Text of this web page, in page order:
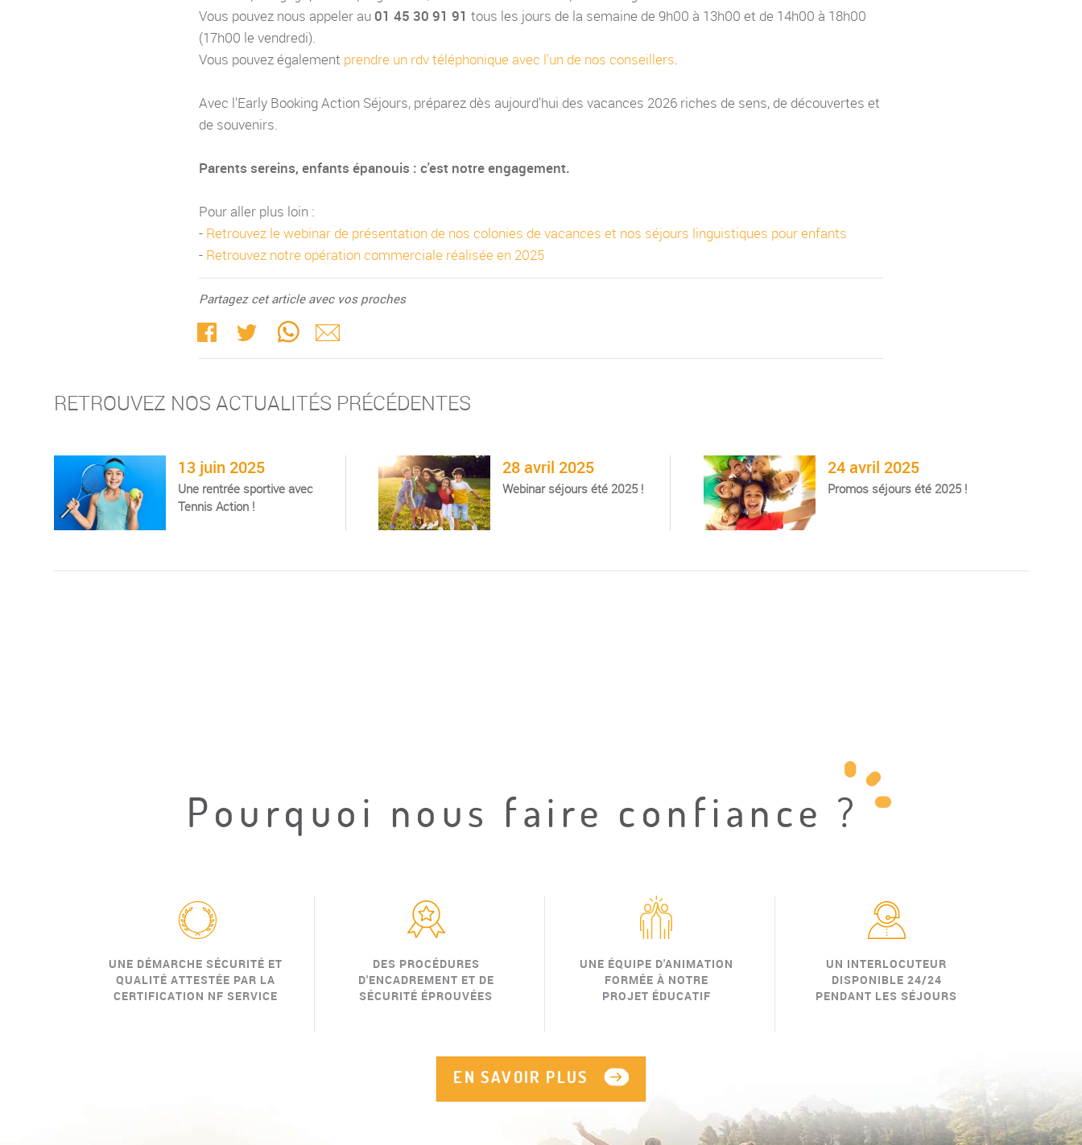
Vous pouvez nous appeler au 01 45 30 91 91 tous les jours de la semaine de 9h00 à 13h00 et de 14h00 à 18h00
(17h00 le vendredi).
Vous pouvez également prendre un rdv téléphonique avec l'un de nos conseillers.
Avec l'Early Booking Action Séjours, préparez dès aujourd'hui des vacances 2026 riches de sens, de découvertes et
de souvenirs.
Parents sereins, enfants épanouis : c'est notre engagement.
Pour aller plus loin :
- Retrouvez le webinar de présentation de nos colonies de vacances et nos séjours linguistiques pour enfants
- Retrouvez notre opération commerciale réalisée en 2025
Partagez cet article avec vos proches
RETROUVEZ NOS ACTUALITÉS PRÉCÉDENTES
13 juin 2025
Une rentrée sportive avec
Tennis Action !
28 avril 2025
Webinar séjours été 2025 !
24 avril 2025
Promos séjours été 2025 !
Pourquoi nous faire confiance ?
UNE DÉMARCHE SÉCURITÉ ET
QUALITÉ ATTESTÉE PAR LA
CERTIFICATION NF SERVICE
DES PROCÉDURES
D'ENCADREMENT ET DE
SÉCURITÉ ÉPROUVÉES
UNE ÉQUIPE D'ANIMATION
FORMÉE À NOTRE
PROJET ÉDUCATIF
UN INTERLOCUTEUR
DISPONIBLE 24/24
PENDANT LES SÉJOURS
EN SAVOIR PLUS